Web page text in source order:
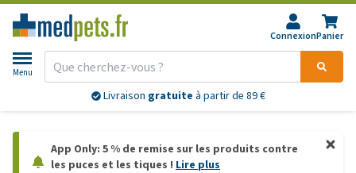
ConnexionPanier
Menu
Livraison gratuite à partir de 89 €
App Only: 5 % de remise sur les produits contre
les puces et les tiques ! Lire plus